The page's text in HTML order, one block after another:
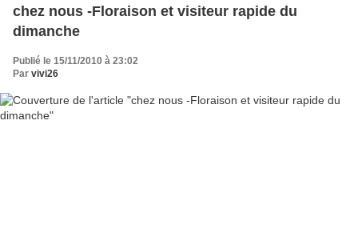
chez nous -Floraison et visiteur rapide du
dimanche
Publié le 15/11/2010 à 23:02
Par vivi26